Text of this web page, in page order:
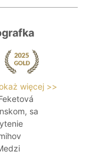
więcej >>
sa